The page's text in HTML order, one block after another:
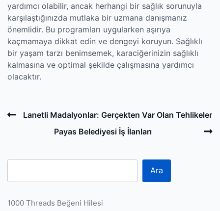
yardımcı olabilir, ancak herhangi bir sağlık sorunuyla
karşılaştığınızda mutlaka bir uzmana danışmanız
önemlidir. Bu programları uygularken aşırıya
kaçmamaya dikkat edin ve dengeyi koruyun. Sağlıklı
bir yaşam tarzı benimsemek, karaciğerinizin sağlıklı
kalmasına ve optimal şekilde çalışmasına yardımcı
olacaktır.
Post
navigation
PreviousLanetli Madalyonlar: Gerçekten Var Olan Tehlikeler
Payas Belediyesi İş İlanları
Ara
1000 Threads Beğeni Hilesi